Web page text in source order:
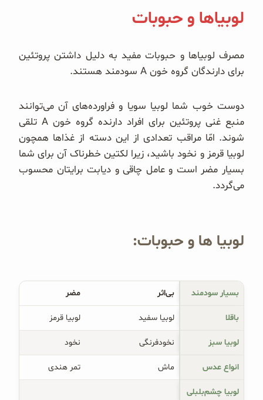
لوبیاها و حبوبات
مصرف لوبیا‌ها و حبوبات مفید به دلیل داشتن پروتئین
برای دارندگان گروه خون A سودمند هستند.
دوست خوب شما لوبیا سویا و فراورده‌های آن می‌توانند
منبع غنی پروتئین برای افراد دارنده گروه خون A تلقی
شوند. امّا مراقب تعدادی از این دسته از غذا‌ها همچون
لوبیا قرمز و نخود باشید، زیرا لکتین خطرناک آن برای شما
بسیار مضر است و عامل چاقی و دیابت برایتان محسوب
می‌گردد.
لوبیا ها و حبوبات:
بسیار سودمند بی‌اثر مضر
باقلا لوبیا سفید لوبیا قرمز
لوبیا سبز نخودفرنگی نخود
انواع عدس ماش تمر هندی
لوبیا چشم‌بلبلی